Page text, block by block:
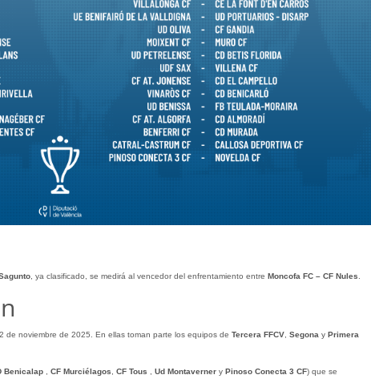
, ya clasificado, se medirá al vencedor del enfrentamiento entre Moncofa FC – CF Nules
de noviembre de 2025. En ellas toman parte los equipos de Tercera FFCV, Segona y Primera
Benicalap CF Murciélagos CF Tous Ud Montavernery Pinoso Conecta 3 CF) que se